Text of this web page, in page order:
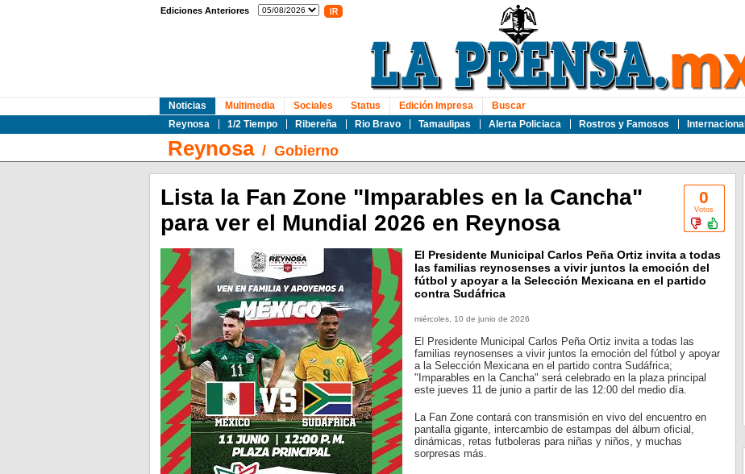
Ediciones Anteriores
Noticias
Reynosa
1/2 Tiempo Ribereña Rio Bravo Tamaulipas Alerta Policiaca Rostros y Famosos Internacional
Multimedia Sociales Status Edición Impresa Buscar
Reynosa/ Gobierno
0
Votos
Lista la Fan Zone "Imparables en la Cancha"
para ver el Mundial 2026 en Reynosa
El Presidente Municipal Carlos Peña Ortiz invita a todas
las familias reynosenses a vivir juntos la emoción del
fútbol y apoyar a la Selección Mexicana en el partido
contra Sudáfrica
miércoles, 10 de junio de 2026
El Presidente Municipal Carlos Peña Ortiz invita a todas las
familias reynosenses a vivir juntos la emoción del fútbol y apoyar
a la Selección Mexicana en el partido contra Sudáfrica;
"Imparables en la Cancha" será celebrado en la plaza principal
este jueves 11 de junio a partir de las 12:00 del medio día.
La Fan Zone contará con transmisión en vivo del encuentro en
pantalla gigante, intercambio de estampas del álbum oficial,
dinámicas, retas futboleras para niñas y niños, y muchas
sorpresas más.